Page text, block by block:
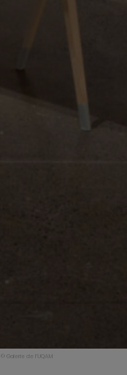
© Galerie de l’UQAM